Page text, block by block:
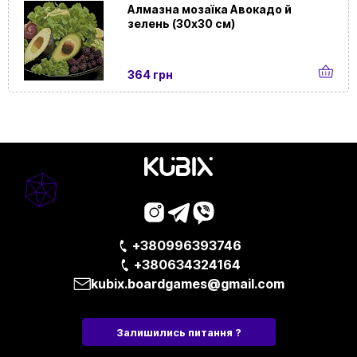
Для подій
та локацій
Домашні | На день народження | На дівич-
вечір | На корпоратив | У офіс
Алмазна мозаїка Авокадо й
зелень (30х30 см)
364 грн
+380996393746
+380634324164
kubix.boardgames@gmail.com
Залишились питання ?